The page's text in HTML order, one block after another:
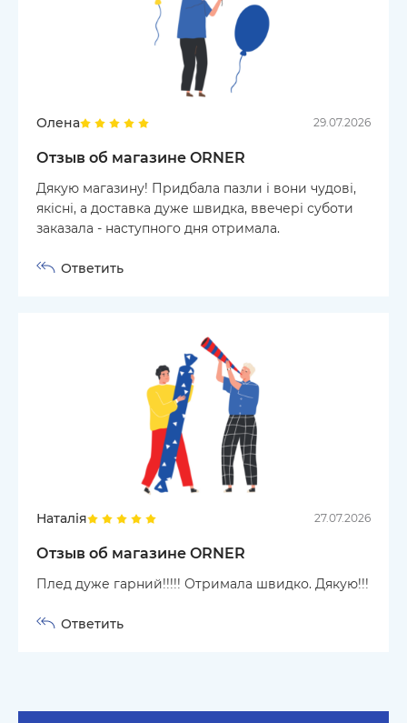
Олена 29.07.2026
Отзыв об магазине ORNER
Дякую магазину! Придбала пазли і вони чудові,
якісні, а доставка дуже швидка, ввечері суботи
заказала - наступного дня отримала.
Ответить
Наталія 27.07.2026
Отзыв об магазине ORNER
Плед дуже гарний!!!!! Отримала швидко. Дякую!!!
Ответить